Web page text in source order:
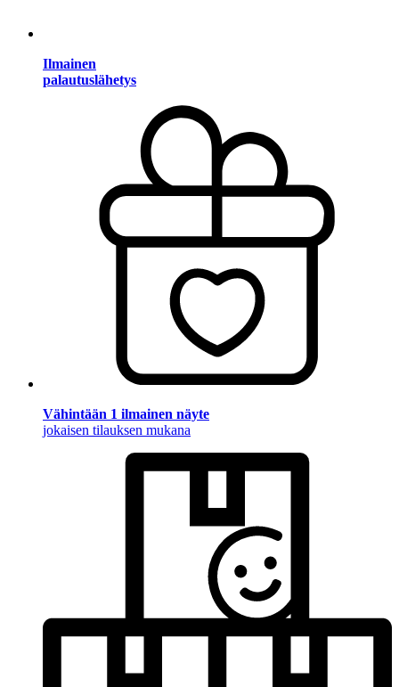
Ilmainen
palautuslähetys
Vähintään 1 ilmainen näyte
jokaisen tilauksen mukana